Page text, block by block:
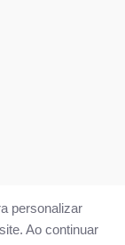
personalizar
Ao continuar